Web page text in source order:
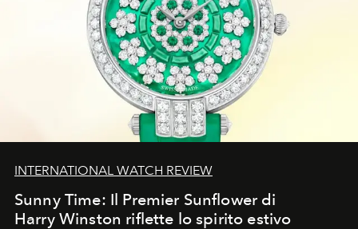
INTERNATIONAL WATCH REVIEW
Sunny Time: Il Premier Sunflower di
Harry Winston riflette lo spirito estivo